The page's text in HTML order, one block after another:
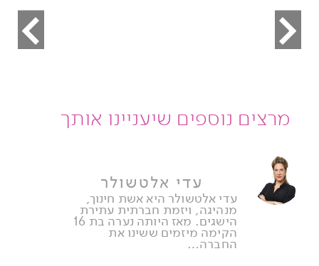
מרצים נוספים שיעניינו אותך
עדי אלטשולר
עדי אלטשולר היא אשת חינוך,
מנהיגה, ויזמת חברתית עתירת
הישגים. מאז היותה נערה בת 16
הקימה מיזמים ששינו את
החברה…